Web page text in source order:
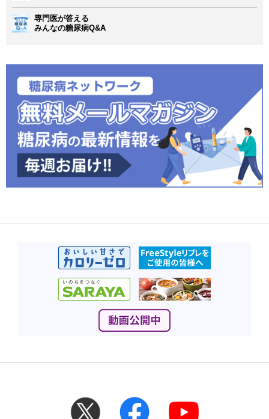
専門医が答える
みんなの糖尿病Q&A